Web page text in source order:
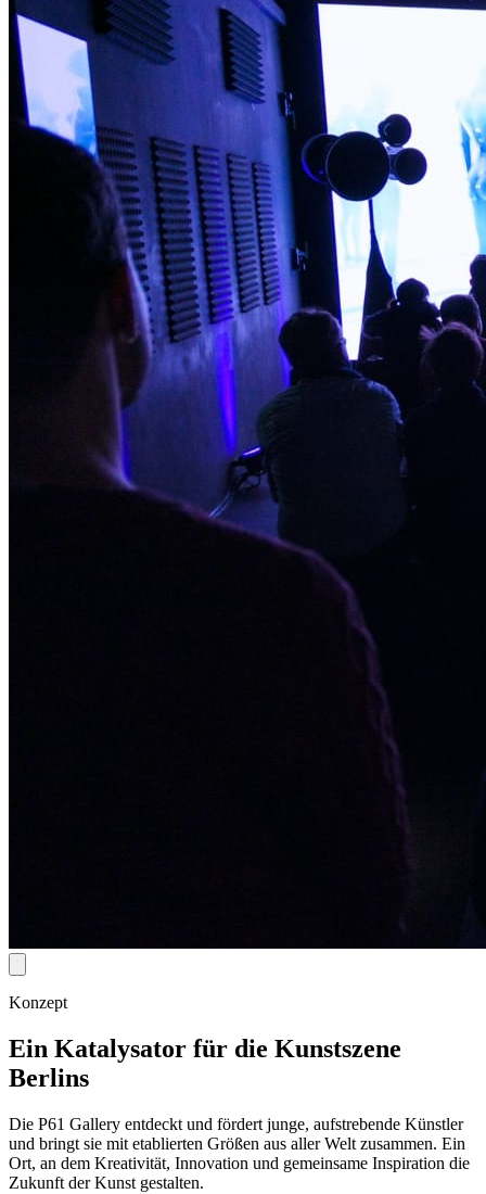
Konzept
Ein Katalysator für die Kunstszene
Berlins
Die P61 Gallery entdeckt und fördert junge, aufstrebende Künstler
und bringt sie mit etablierten Größen aus aller Welt zusammen. Ein
Ort, an dem Kreativität, Innovation und gemeinsame Inspiration die
Zukunft der Kunst gestalten.